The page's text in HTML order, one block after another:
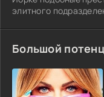
элитного
Большой